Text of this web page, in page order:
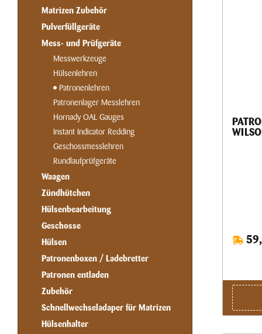
Matrizen Zubehör
Pulverfüllgeräte
Mess- und Prüfgeräte
Messwerkzeuge
Hülsenlehren
Patronenlehren
Patronenlager Messlehren
Hornady OAL Gauges
Instant Indicator Redding
Geschossmesslehren
Rundlaufprüfgeräte
Waagen
Zündhütchen
Hülsenbearbeitung
Geschosse
Hülsen
Patronenboxen / Ladebretter
Patronen entladen
Zubehör
Schnellwechseladaper für Matrizen
Hülsenhalter